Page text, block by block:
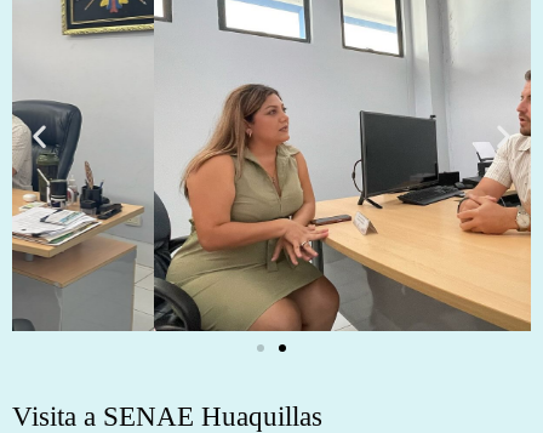
Visita a SENAE Huaquillas